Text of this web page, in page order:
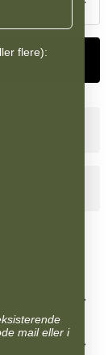
flere):
mail eller i